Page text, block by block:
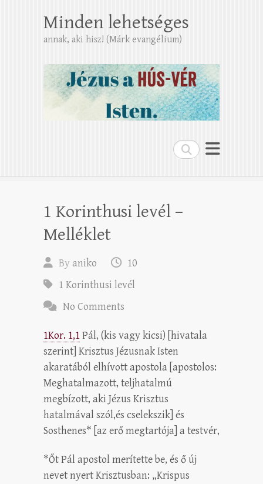
Search
Minden lehetséges
annak, aki hisz! (Márk evangélium)
1 Korinthusi levél –
Melléklet
By aniko
10
1 Korinthusi levél
No Comments
1Kor. 1,1Pál, (kis vagy kicsi) [hivatala
szerint] Krisztus Jézusnak Isten
akaratából elhívott apostola [apostolos:
Meghatalmazott, teljhatalmú
megbízott, aki Jézus Krisztus
hatalmával szól,és cselekszik] és
Sosthenes* [az erő megtartója] a testvér,
*Őt Pál apostol merítette be, és ő új
nevet nyert Krisztusban: „Krispus